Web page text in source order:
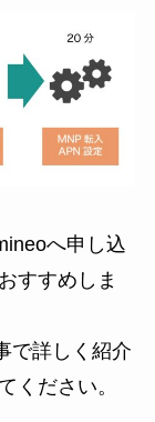
へ申し込
すすめしま
で詳しく紹介
ください。